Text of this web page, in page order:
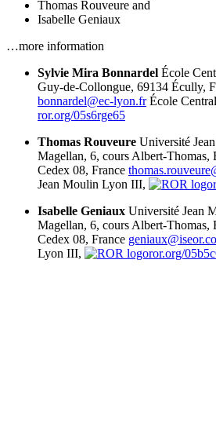
Thomas Rouveure and
Isabelle Geniaux
…more information
Sylvie Mira Bonnardel École
Guy-de-Collongue, 69134 Écully,
bonnardel@ec-lyon.fr École
ror.org/05s6rge65
Thomas Rouveure Université
Magellan, 6, cours Albert-Thomas,
Cedex 08, France
Jean Moulin Lyon III,
Isabelle Geniaux Université Jean
Magellan, 6, cours Albert-Thomas,
Cedex 08, France
Lyon III,
ror.org/